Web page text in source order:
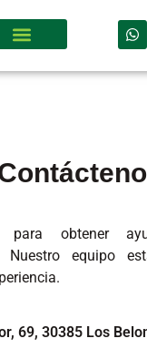
para obtener
Nuestro equipo
69, 30385 Los